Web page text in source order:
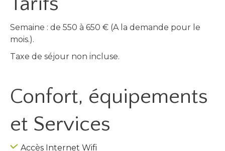
Semaine : de 550 à 650 € (A la demande pour le
mois.).
Taxe de séjour non incluse.
Confort, équipements
et Services
Accès Internet Wifi